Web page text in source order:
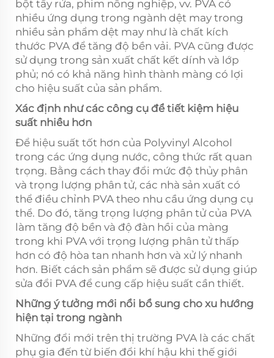
bột tẩy rửa, phim nông nghiệp, vv. PVA có
nhiều ứng dụng trong ngành dệt may trong
nhiều sản phẩm dệt may như là chất kích
thước PVA để tăng độ bền vải. PVA cũng được
sử dụng trong sản xuất chất kết dính và lớp
phủ; nó có khả năng hình thành màng có lợi
cho hiệu suất của sản phẩm.
Xác định như các công cụ để tiết kiệm hiệu
suất nhiều hơn
Để hiệu suất tốt hơn của Polyvinyl Alcohol
trong các ứng dụng nước, công thức rất quan
trọng. Bằng cách thay đổi mức độ thủy phân
và trọng lượng phân tử, các nhà sản xuất có
thể điều chỉnh PVA theo nhu cầu ứng dụng cụ
thể. Do đó, tăng trọng lượng phân tử của PVA
làm tăng độ bền và độ đàn hồi của màng
trong khi PVA với trọng lượng phân tử thấp
hơn có độ hòa tan nhanh hơn và xử lý nhanh
hơn. Biết cách sản phẩm sẽ được sử dụng giúp
sửa đổi PVA để cung cấp hiệu suất cần thiết.
Những ý tưởng mới nổi bổ sung cho xu hướng
hiện tại trong ngành
Những đổi mới trên thị trường PVA là các chất
phụ gia đến từ biến đổi khí hậu khi thế giới